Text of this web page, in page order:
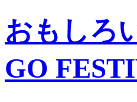
おもしろ
GO